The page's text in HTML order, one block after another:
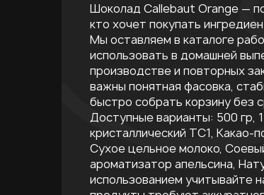
Шоколад Callebaut Orange —
кто хочет покупать
Мы оставляем в каталоге
использовать в домашней
производстве и повторных
важны понятная фасовка,
быстро собрать корзину без
Доступные варианты: 500 гр,
кристаллический ТС1, Какао-
Сухое цельное молоко,
ароматизатор апельсина,
использованием учитывайте